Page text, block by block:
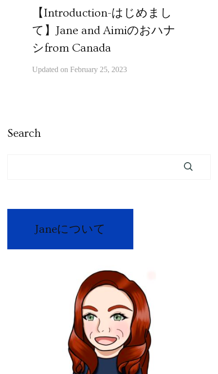
【Introduction-はじめまし
て】Jane and Aimiのおハナ
シfrom Canada
Updated on February 25, 2023
Search
Janeについて